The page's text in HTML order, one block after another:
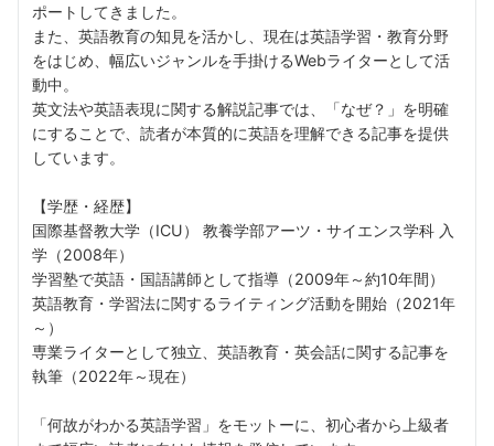
ポートしてきました。
また、英語教育の知見を活かし、現在は英語学習・教育分野
をはじめ、幅広いジャンルを手掛けるWebライターとして活
動中。
英文法や英語表現に関する解説記事では、「なぜ？」を明確
にすることで、読者が本質的に英語を理解できる記事を提供
しています。
【学歴・経歴】
国際基督教大学（ICU） 教養学部アーツ・サイエンス学科 入
学（2008年）
学習塾で英語・国語講師として指導（2009年～約10年間）
英語教育・学習法に関するライティング活動を開始（2021年
～）
専業ライターとして独立、英語教育・英会話に関する記事を
執筆（2022年～現在）
「何故がわかる英語学習」をモットーに、初心者から上級者